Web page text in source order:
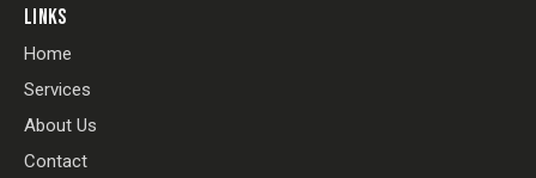
LINKS
Home
Services
About Us
Contact